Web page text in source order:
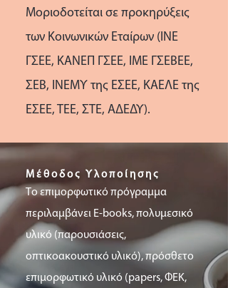
Μοριοδοτείται σε προκηρύξεις
των Κοινωνικών Εταίρων (ΙΝΕ
ΓΣΕΕ, ΚΑΝΕΠ ΓΣΕΕ, ΙΜΕ ΓΣΕΒΕΕ,
ΣΕΒ, ΙΝΕΜΥ της ΕΣΕΕ, ΚΑΕΛΕ της
ΕΣΕΕ, ΤΕΕ, ΣΤΕ, ΑΔΕΔΥ).
Μέθοδος Υλοποίησης
Τo επιμορφωτικό πρόγραμμα
περιλαμβάνει E-books, πολυμεσικό
υλικό (παρουσιάσεις,
οπτικοακουστικό υλικό), πρόσθετο
επιμορφωτικό υλικό (papers, ΦΕΚ,